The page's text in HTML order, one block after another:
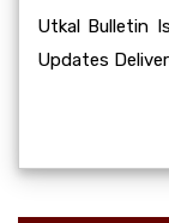
Utkal Bulletin
Updates